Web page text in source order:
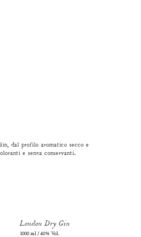
dal profilo aromatico secco e
e senza conservanti.
London Dry Gin
1000 ml / 40% Vol.